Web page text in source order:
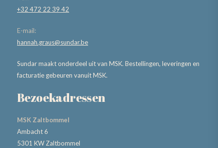
+32 472 22 39 42
E-mail:
hannah.graus@sundar.be
Sundar maakt onderdeel uit van MSK. Bestellingen, leveringen en
facturatie gebeuren vanuit MSK.
Bezoekadressen
MSK Zaltbommel
Ambacht 6
5301 KW Zaltbommel